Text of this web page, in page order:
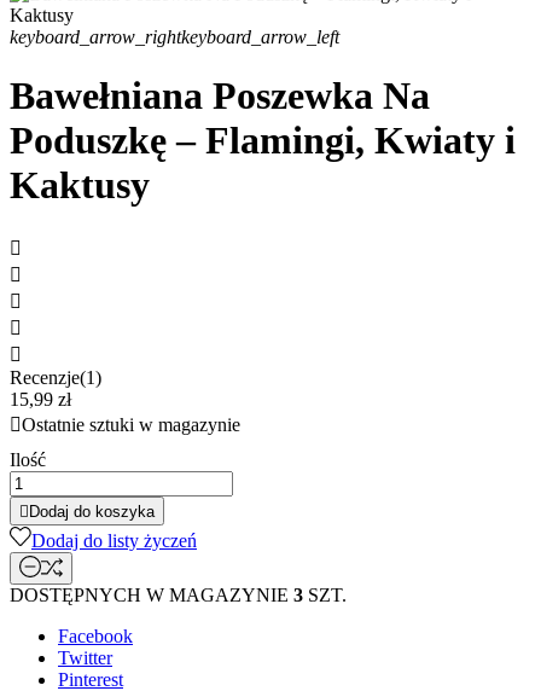
keyboard_arrow_rightkeyboard_arrow_left
Bawełniana Poszewka Na
Poduszkę – Flamingi, Kwiaty i
Kaktusy





Recenzje(1)
15,99 zł
Ostatnie sztuki w magazynie
Ilość
 Dodaj do koszyka
Dodaj do listy życzeń
DOSTĘPNYCH W MAGAZYNIE 3 SZT.
Facebook
Twitter
Pinterest